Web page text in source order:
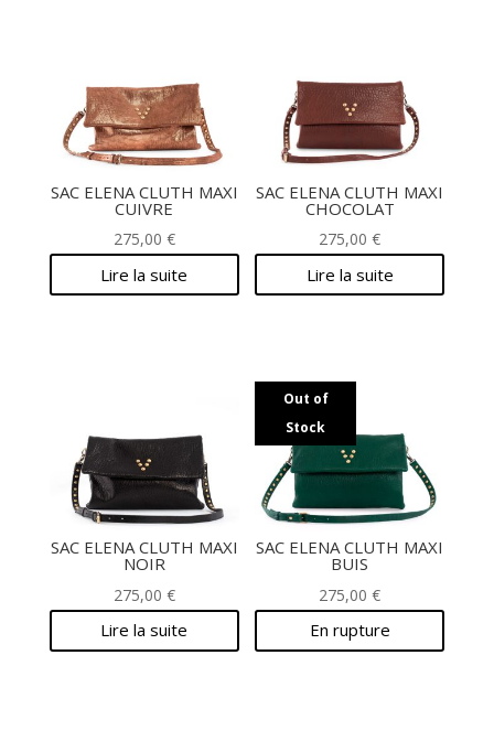
SAC ELENA CLUTH MAXI
CUIVRE
275,00 €
Lire la suite
SAC ELENA CLUTH MAXI
CHOCOLAT
275,00€
Lire la suite
SAC ELENA CLUTH MAXI
NOIR
275,00 €
Lire la suite
Out of
Stock
SAC ELENA CLUTH MAXI
BUIS
275,00€
En rupture